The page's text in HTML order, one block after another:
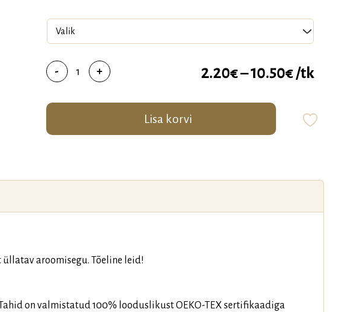
-
Lõhnaküünal
+ 2.20€–10.50€
10.50€
/tk
Lisa korvi
aroomisegu. Tõeline leid!
on valmistatud 100% looduslikust OEKO-TEX sertifikaadiga